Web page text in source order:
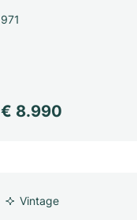
971
€ 8.990
Vintage